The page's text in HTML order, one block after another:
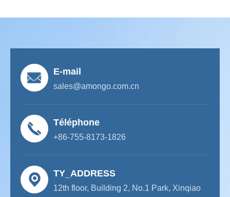
E-mail
sales@amongo.com.cn
Téléphone
+86-755-8173-1826
TY_ADDRESS
12th floor, Building 2, No.1 Park, Xinqiao